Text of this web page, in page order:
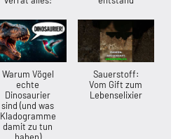
Warum Vögel
echte
Dinosaurier
sind (und was
Kladogramme
damit zu tun
Sauerstoff:
Vom Gift zum
Lebenselixier